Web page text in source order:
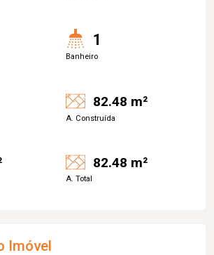
1
Banheiro
82.48 m²
A. Construída
82.48 m²
A. Total
Imóvel